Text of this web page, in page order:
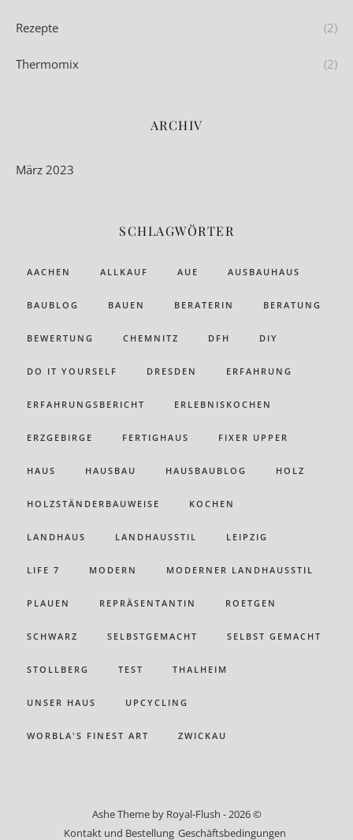
Rezepte (2)
Thermomix (2)
ARCHIV
März 2023
SCHLAGWÖRTER
AACHEN ALLKAUF AUE AUSBAUHAUS
BAUBLOG BAUEN BERATERIN BERATUNG
BEWERTUNG CHEMNITZ DFH DIY
DO IT YOURSELF DRESDEN ERFAHRUNG
ERFAHRUNGSBERICHT ERLEBNISKOCHEN
ERZGEBIRGE FERTIGHAUS FIXER UPPER
HAUS HAUSBAU HAUSBAUBLOG HOLZ
HOLZSTÄNDERBAUWEISE KOCHEN
LANDHAUS LANDHAUSSTIL LEIPZIG
LIFE 7 MODERN MODERNER LANDHAUSSTIL
PLAUEN REPRÄSENTANTIN ROETGEN
SCHWARZ SELBSTGEMACHT SELBST GEMACHT
STOLLBERG TEST THALHEIM
UNSER HAUS UPCYCLING
WORBLA'S FINEST ART ZWICKAU
Ashe Theme by Royal-Flush - 2026 ©
Kontakt und Bestellung Geschäftsbedingungen